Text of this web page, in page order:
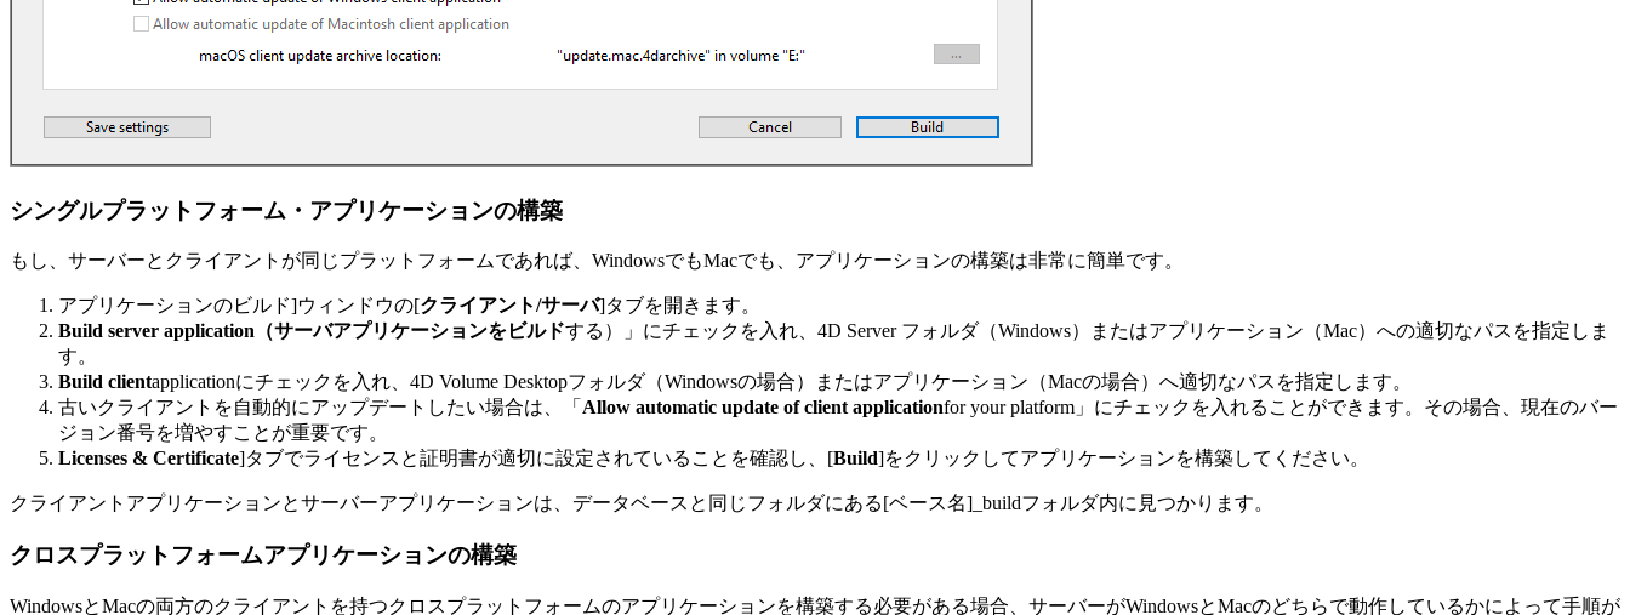
シングルプラットフォーム・アプリケーションの構築
もし、サーバーとクライアントが同じプラットフォームであれば、WindowsでもMacでも、アプリケーションの構築は非常に簡単です。
アプリケーションのビルド]ウィンドウの[クライアント/サーバ]タブを開きます。
Build server application（サーバアプリケーションをビルドする）」にチェックを入れ、4D Server フォルダ（Windows）またはアプリケーション（Mac）への適切なパスを指定しま
す。
Build clientapplicationにチェックを入れ、4D Volume Desktopフォルダ（Windowsの場合）またはアプリケーション（Macの場合）へ適切なパスを指定します。
古いクライアントを自動的にアップデートしたい場合は、「 Allow automatic update of client applicationfor your platform」にチェックを入れることができます。その場合、現在のバー
ジョン番号を増やすことが重要です。
Licenses & Certificate]タブでライセンスと証明書が適切に設定されていることを確認し、[Build]をクリックしてアプリケーションを構築してください。
クライアントアプリケーションとサーバーアプリケーションは、データベースと同じフォルダにある[ベース名]_buildフォルダ内に見つかります。
クロスプラットフォームアプリケーションの構築
WindowsとMacの両方のクライアントを持つクロスプラットフォームのアプリケーションを構築する必要がある場合、サーバーがWindowsとMacのどちらで動作しているかによって手順が